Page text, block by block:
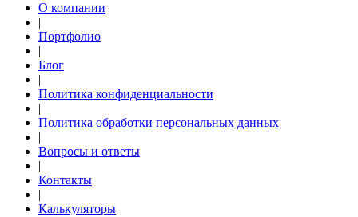
О компании
|
Портфолио
|
Блог
|
Политика конфиденциальности
|
Политика обработки персональных данных
|
Вопросы и ответы
|
Контакты
|
Калькуляторы